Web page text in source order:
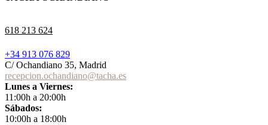
618 213 624
+34 913 076 829
C/ Ochandiano 35, Madrid
recepcion.ochandiano@tacha.es
Lunes a Viernes:
11:00h a 20:00h
Sábados:
10:00h a 18:00h